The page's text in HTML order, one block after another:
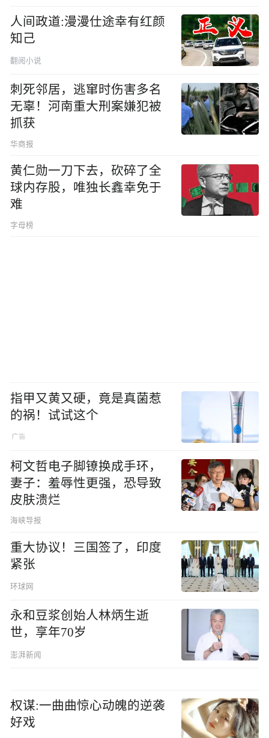
人间政道:漫漫仕途幸有红颜
知己
翻阅小说
刺死邻居，逃窜时伤害多名
无辜！河南重大刑案嫌犯被
抓获
华商报
黄仁勋一刀下去，砍碎了全
球内存股，唯独长鑫幸免于
难
字母榜
指甲又黄又硬，竟是真菌惹
的祸！试试这个
柯文哲电子脚镣换成手环，
妻子：羞辱性更强，恐导致
皮肤溃烂
海峡导报
重大协议！三国签了，印度
紧张
环球网
永和豆浆创始人林炳生逝
世，享年70岁
澎湃新闻
权谋:一曲曲惊心动魄的逆袭
好戏